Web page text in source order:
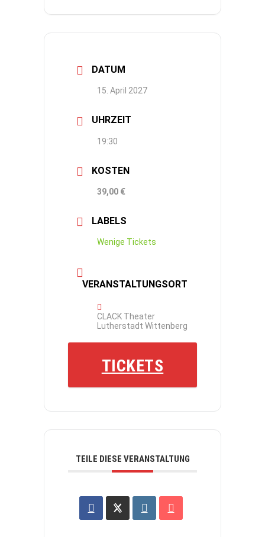
DATUM
15. April 2027
UHRZEIT
19:30
KOSTEN
39,00 €
LABELS
Wenige Tickets
VERANSTALTUNGSORT
CLACK Theater
Lutherstadt Wittenberg
TICKETS
TEILE DIESE VERANSTALTUNG